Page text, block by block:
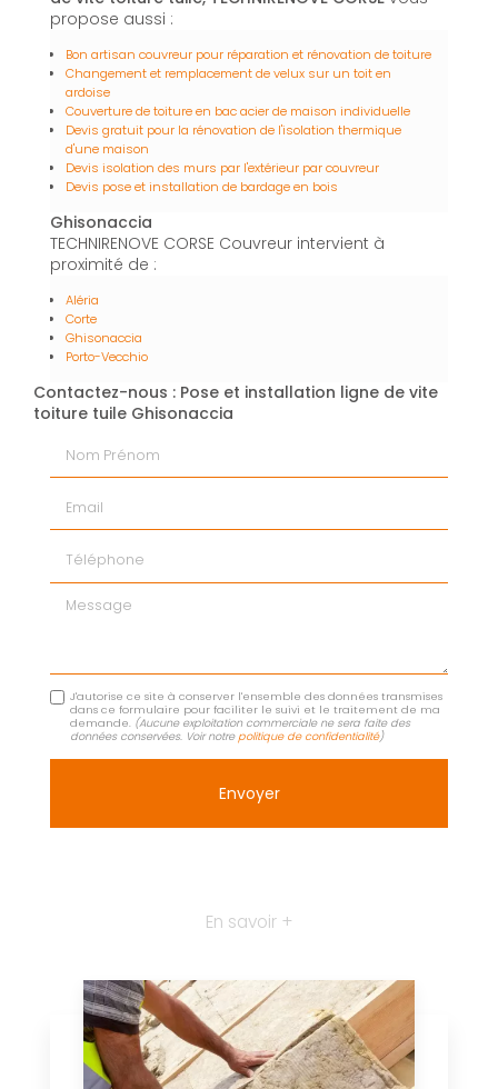
propose aussi :
Bon artisan couvreur pour réparation et rénovation de toiture
Changement et remplacement de velux sur un toit en
ardoise
Couverture de toiture en bac acier de maison individuelle
Devis gratuit pour la rénovation de l'isolation thermique
d'une maison
Devis isolation des murs par l'extérieur par couvreur
Devis pose et installation de bardage en bois
Ghisonaccia
TECHNIRENOVE CORSE Couvreur intervient à
proximité de :
Aléria
Corte
Ghisonaccia
Porto-Vecchio
Contactez-nous : Pose et installation ligne de vite
toiture tuile Ghisonaccia
Message
J'autorise ce site à conserver l'ensemble des données transmises
dans ce formulaire pour faciliter le suivi et le traitement de ma
demande. (Aucune exploitation commerciale ne sera faite des
données conservées. Voir notrepolitique de confidentialité)
En savoir +